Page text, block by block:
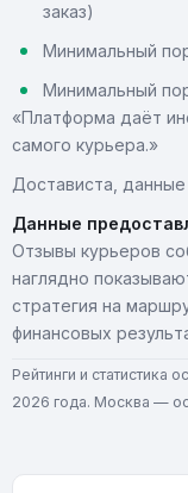
заказ)
Минимальный
Минимальный
«Платформа даёт
самого курьера.»
Достависта,
Данные
Отзывы курьеров
наглядно
стратегия на
финансовых
Рейтинги и статистика
2026 года. Москва —